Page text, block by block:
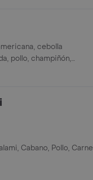
cebolla
pollo, champiñón,
papa chip, huevo de
Cabano, Pollo, Carne